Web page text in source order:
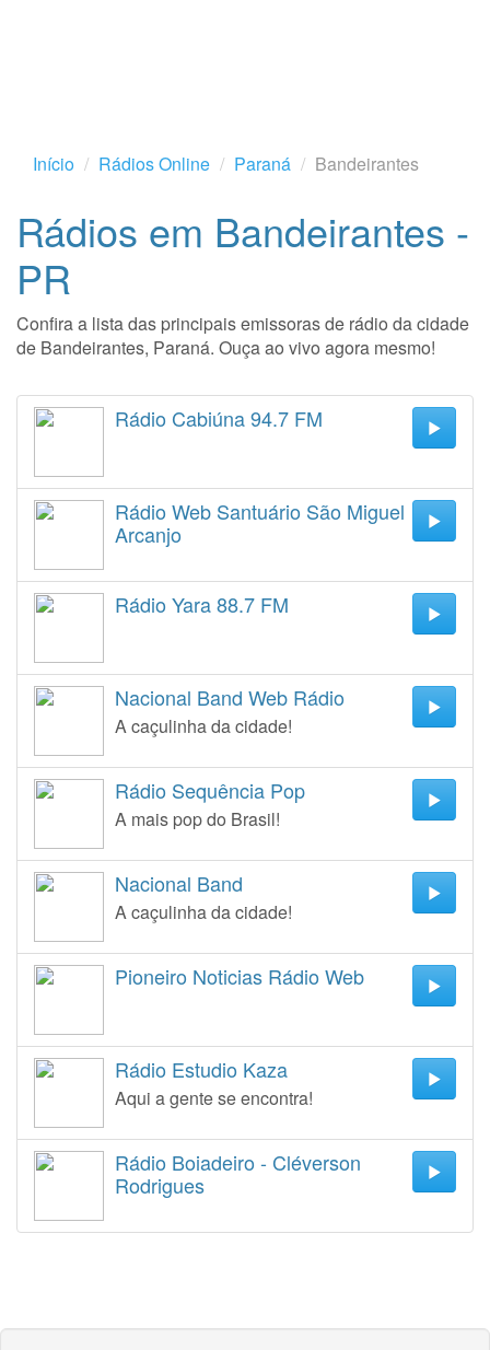
Início Rádios Online Paraná Bandeirantes
Rádios em Bandeirantes -
PR
Confira a lista das principais emissoras de rádio da cidade
de Bandeirantes, Paraná. Ouça ao vivo agora mesmo!
Rádio Cabiúna 94.7 FM
Rádio Web Santuário São Miguel
Arcanjo
Rádio Yara 88.7 FM
Nacional Band Web Rádio
A caçulinha da cidade!
Rádio Sequência Pop
A mais pop do Brasil!
Nacional Band
A caçulinha da cidade!
Pioneiro Noticias Rádio Web
Rádio Estudio Kaza
Aqui a gente se encontra!
Rádio Boiadeiro - Cléverson
Rodrigues